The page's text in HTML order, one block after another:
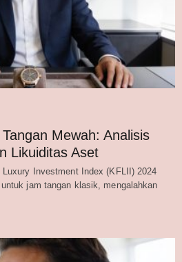
Mewah: Analisis
Likuiditas Aset
Investment Index (KFLII) 2024
jam tangan klasik, mengalahkan